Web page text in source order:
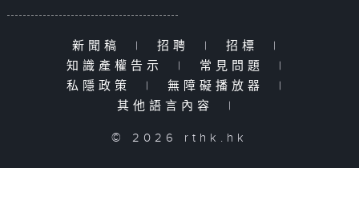
新聞稿 | 招聘 | 招標
|
知識產權告示
| 常見問題
|
私隱政策
| 無障礙播放器
|
其他語言內容
|
© 2026 rthk.hk